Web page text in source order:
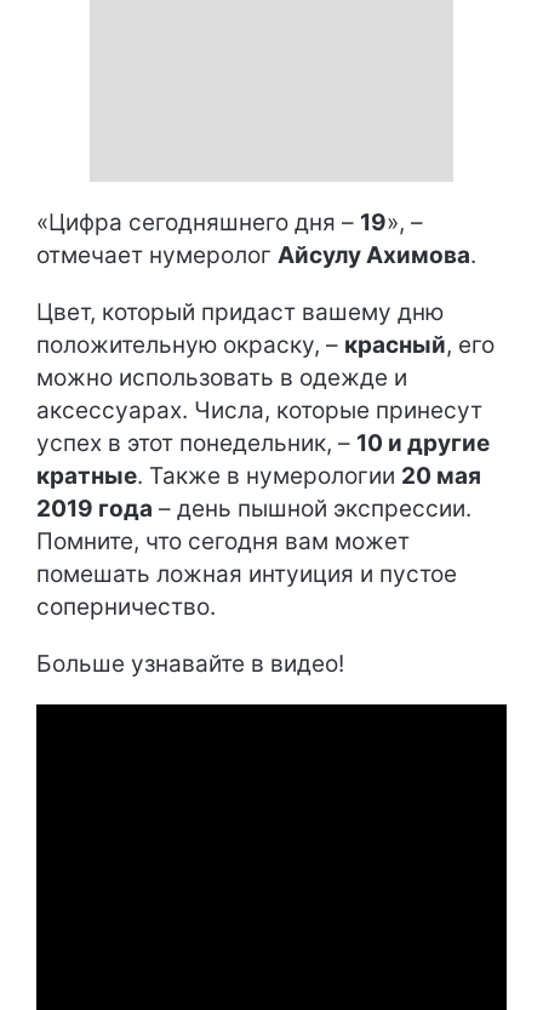
«Цифра сегодняшнего дня – 19», –
отмечает нумеролог Айсулу Ахимова.
Цвет, который придаст вашему дню
положительную окраску, – красный, его
можно использовать в одежде и
аксессуарах. Числа, которые принесут
успех в этот понедельник, – 10 и другие
кратные. Также в нумерологии 20 мая
2019 года – день пышной экспрессии.
Помните, что сегодня вам может
помешать ложная интуиция и пустое
соперничество.
Больше узнавайте в видео!